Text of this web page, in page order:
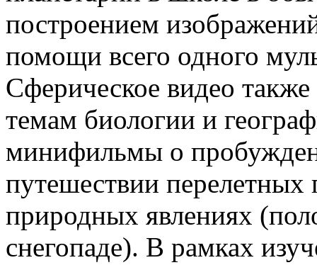
построением
помощи всего одного
Сферическое видео
темам биологии и
минифильмы о
путешествии
природных явлениях
снегопаде). В рамках